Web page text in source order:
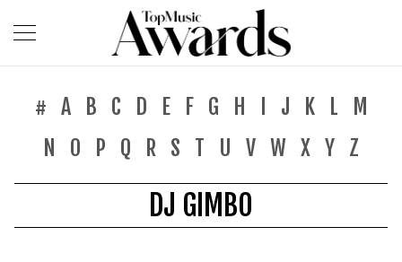
# A B C D E F G H J K L
M
N
O P Q R S T U V W X Y Z
DJ GIMBO